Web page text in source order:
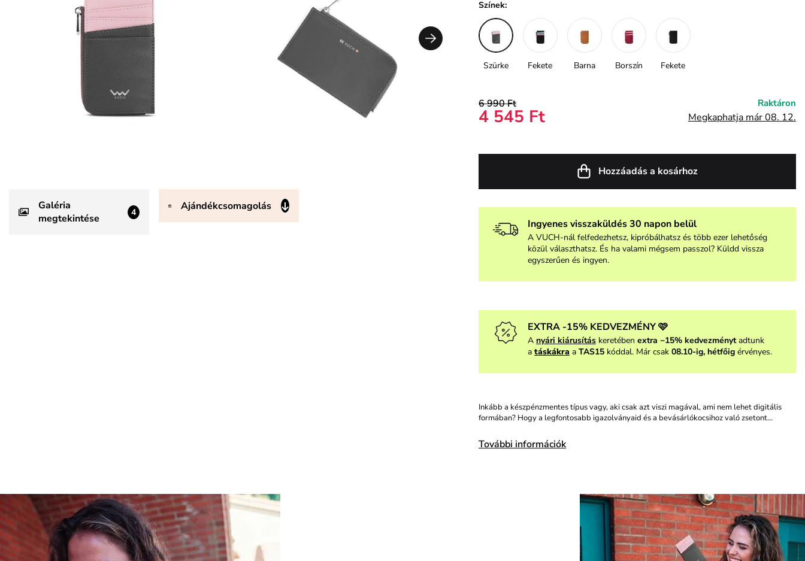
Galéria
megtekintése
4 Ajándékcsomagolás
Színek:
Szürke Fekete Barna Borszín Fekete
6 990 Ft
4 545 Ft
Raktáron
Megkaphatja már 08. 12.
Hozzáadás a kosárhoz
Ingyenes visszaküldés 30 napon belül
A VUCH-nál felfedezhetsz, kipróbálhatsz és több ezer lehetőség
közül választhatsz. És ha valami mégsem passzol? Küldd vissza
egyszerűen és ingyen.
EXTRA -15% KEDVEZMÉNY 🩷
A nyári kiárusítás keretében extra −15% kedvezménytadtunk
a táskákra a TAS15kóddal. Már csak08.10-ig, hétfőigérvényes.
Inkább a készpénzmentes típus vagy, aki csak azt viszi magával, ami nem lehet digitális
formában? Hogy a legfontosabb igazolványaid és a bevásárlókocsihoz való zsetont…
További információk